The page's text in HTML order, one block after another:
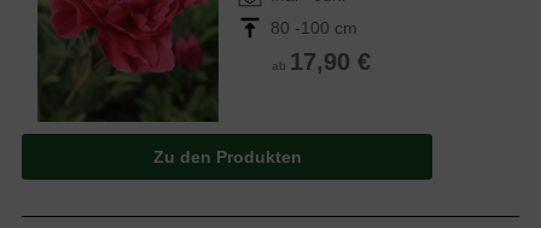
80 -100 cm
ab 17,90 €
Zu den Produkten